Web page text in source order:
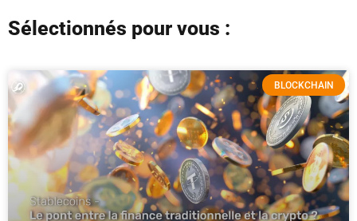
Sélectionnés pour vous :
BLOCKCHAIN